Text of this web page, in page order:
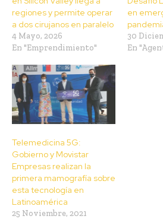
regiones y permite operar
a dos cirujanos en paralelo
4 Mayo, 2026
En "Emprendimiento"
en
30
En
Telemedicina 5G:
Gobierno y Movistar
Empresas realizan la
primera mamografía sobre
esta tecnología en
Latinoamérica
25 Noviembre, 2021